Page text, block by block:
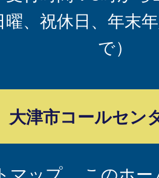
曜、祝休日、年末
で）
大津市コールセン